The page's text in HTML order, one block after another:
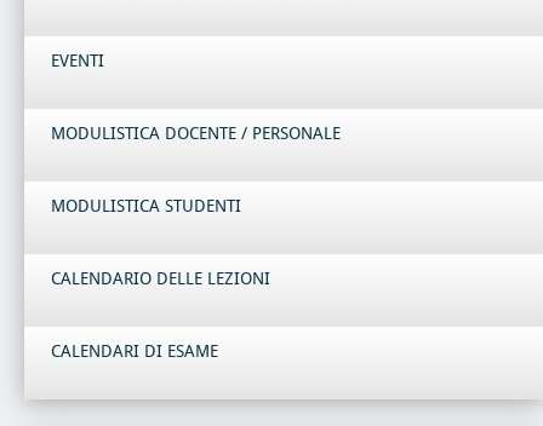
EVENTI
MODULISTICA DOCENTE / PERSONALE
MODULISTICA STUDENTI
CALENDARIO DELLE LEZIONI
CALENDARI DI ESAME